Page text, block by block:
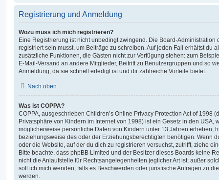
Registrierung und Anmeldung
Wozu muss ich mich registrieren?
Eine Registrierung ist nicht unbedingt zwingend. Die Board-Administration
registriert sein musst, um Beiträge zu schreiben. Auf jeden Fall erhältst du
zusätzliche Funktionen, die Gästen nicht zur Verfügung stehen: zum
E-Mail-Versand an andere Mitglieder, Beitritt zu Benutzergruppen und so
Anmeldung, da sie schnell erledigt ist und dir zahlreiche Vorteile bietet.
Nach oben
Was ist COPPA?
COPPA, ausgeschrieben Children’s Online Privacy Protection Act of 1998
Privatsphäre von Kindern im Internet von 1998) ist ein Gesetz in den USA,
möglicherweise persönliche Daten von Kindern unter 13 Jahren erheben,
beziehungsweise des oder der Erziehungsberechtigten benötigen. Wenn
oder die Website, auf der du dich zu registrieren versuchst, zutrifft, ziehe
Bitte beachte, dass phpBB Limited und der Besitzer dieses Boards keine
nicht die Anlaufstelle für Rechtsangelegenheiten jeglicher Art ist; außer
soll ich mich wenden, falls es Beschwerden oder juristische Anfragen zu
werden.